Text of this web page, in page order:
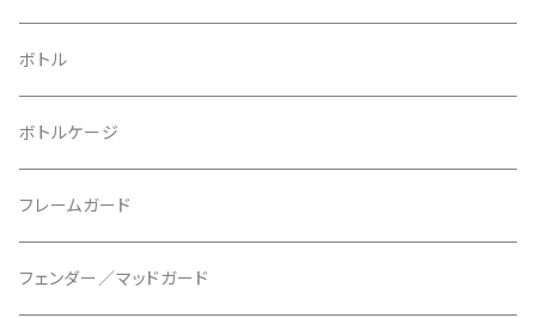
BURGTEC/バーグテック
BUSCH＋MULLER/ブッシュ＆ミュラー
CAMELBAK/キャメルバッグ
CERAMIC SPEED/セラミックスピード
ブレーキローター
ブレーキパッド
ディレーラーハンガー
トップキャップ
ベル
ボトムブラケット
フラットペダル
クリート
700c
29" / 27.5"
〜26"
タイヤインサート
ボトル
ボトルケージ
フレームガード
フェンダー／マッドガード